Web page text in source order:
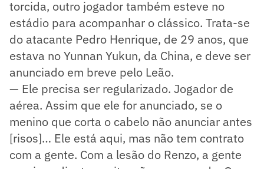
torcida, outro jogador também esteve no
estádio para acompanhar o clássico. Trata-se
do atacante Pedro Henrique, de 29 anos, que
estava no Yunnan Yukun, da China, e deve ser
anunciado em breve pelo Leão.
— Ele precisa ser regularizado. Jogador de
aérea. Assim que ele for anunciado, se o
menino que corta o cabelo não anunciar antes
[risos]… Ele está aqui, mas não tem contrato
com a gente. Com a lesão do Renzo, a gente